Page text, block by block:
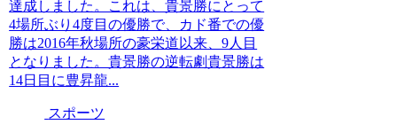
達成しました。これは、貴景勝にとって
4場所ぶり4度目の優勝で、カド番での優
勝は2016年秋場所の豪栄道以来、9人目
となりました。貴景勝の逆転劇貴景勝は
14日目に豊昇龍...
スポーツ